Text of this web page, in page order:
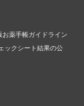
お薬手帳ガイドライン
ックシート結果の公